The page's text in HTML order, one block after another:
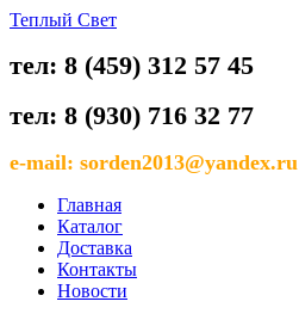
Теплый Свет
тел: 8 (459) 312 57 45
тел: 8 (930) 716 32 77
e-mail: sorden2013@yandex.ru
Главная
Каталог
Доставка
Контакты
Новости